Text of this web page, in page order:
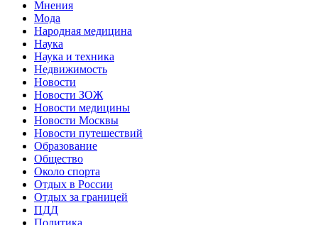
Мнения
Мода
Народная медицина
Наука
Наука и техника
Недвижимость
Новости
Новости ЗОЖ
Новости медицины
Новости Москвы
Новости путешествий
Образование
Общество
Около спорта
Отдых в России
Отдых за границей
ПДД
Политика